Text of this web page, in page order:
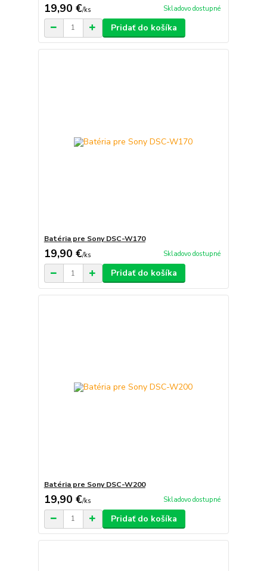
19,90 €/ks Skladovo dostupné
Pridať do košíka
Batéria pre Sony DSC-W170
19,90 €/ks Skladovo dostupné
Pridať do košíka
Batéria pre Sony DSC-W200
19,90 €/ks Skladovo dostupné
Pridať do košíka